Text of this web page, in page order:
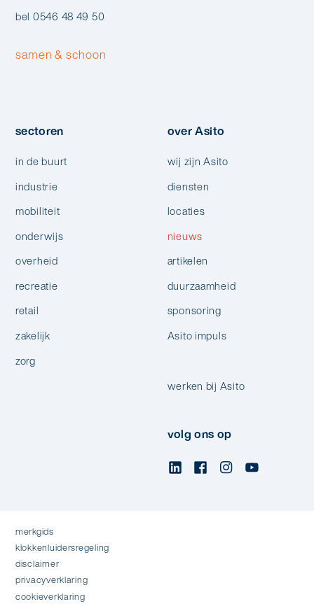
bel 0546 48 49 50
samen & schoon
sectoren
in de buurt
industrie
mobiliteit
onderwijs
overheid
recreatie
retail
zakelijk
zorg
over Asito
wij zijn Asito
diensten
locaties
nieuws
artikelen
duurzaamheid
sponsoring
Asito impuls
werken bij Asito
volg ons op
merkgids
klokkenluidersregeling
disclaimer
privacyverklaring
cookieverklaring